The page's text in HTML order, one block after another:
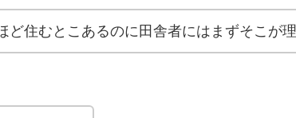
ど住むとこあるのに田舎者にはまずそこが